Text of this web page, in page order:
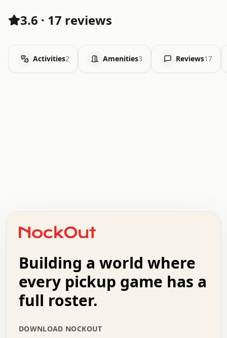
3.6 · 17 reviews
Activities2 Amenities3 Reviews17
+   .   .   .   .   .   .   .   .   .   +   .   .
.   .   .   .   .   .   .   .   .   .   .   :   .
.   .   .   .   +   .   .   .   .   .   .   .   +
.   :   .   .   .   .   .   .   .   .   o   .   .
.   .   x   .   .   .   .   .   .   :   .   .   o
.   .   .   .   :   .   .   .   .   o   .   .   .
.   .   .   .   .   .   .   :   .   .   .   .   .
Building a world where
every pickup game has a
full roster.
DOWNLOAD NOCKOUT